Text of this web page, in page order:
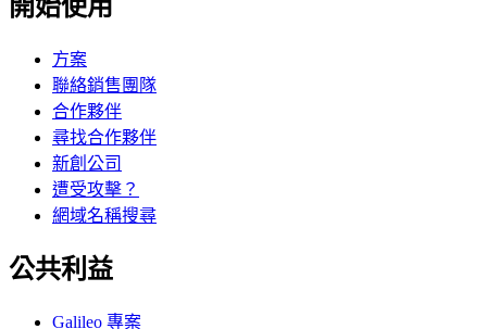
開始使用
方案
聯絡銷售團隊
合作夥伴
尋找合作夥伴
新創公司
遭受攻擊？
網域名稱搜尋
公共利益
Galileo 專案